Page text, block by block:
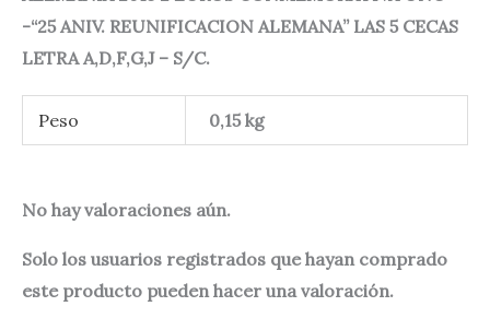
-“25 ANIV. REUNIFICACION ALEMANA” LAS 5 CECAS
LETRA A,D,F,G,J – S/C.
Peso 0,15 kg
No hay valoraciones aún.
Solo los usuarios registrados que hayan comprado
este producto pueden hacer una valoración.